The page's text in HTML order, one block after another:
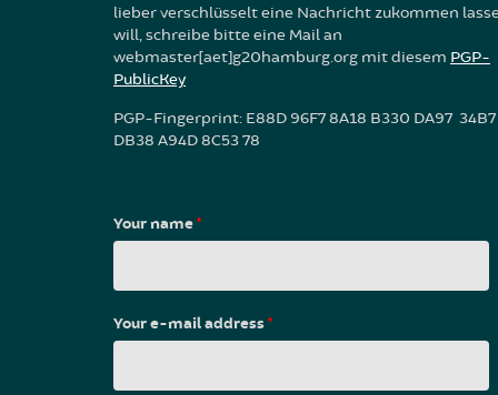
lieber verschlüsselt eine Nachricht zukommen
will, schreibe bitte eine Mail an
webmaster[aet]g20hamburg.org mit diesem PGP-
PublicKey
PGP-Fingerprint: E88D 96F7 8A18 B330 DA97 34B7
DB38 A94D 8C53 78
Your name*
Your e-mail address*